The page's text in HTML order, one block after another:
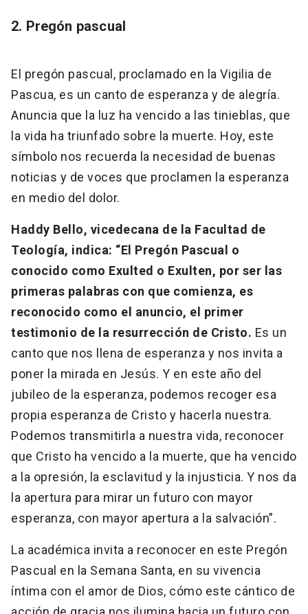
2. Pregón pascual
El pregón pascual, proclamado en la Vigilia de
Pascua, es un canto de esperanza y de alegría.
Anuncia que la luz ha vencido a las tinieblas, que
la vida ha triunfado sobre la muerte. Hoy, este
símbolo nos recuerda la necesidad de buenas
noticias y de voces que proclamen la esperanza
en medio del dolor.
Haddy Bello, vicedecana de la Facultad de
Teología, indica: “El Pregón Pascual o
conocido como Exulted o Exulten, por ser las
primeras palabras con que comienza, es
reconocido como el anuncio, el primer
testimonio de la resurrección de Cristo. Es un
canto que nos llena de esperanza y nos invita a
poner la mirada en Jesús. Y en este año del
jubileo de la esperanza, podemos recoger esa
propia esperanza de Cristo y hacerla nuestra.
Podemos transmitirla a nuestra vida, reconocer
que Cristo ha vencido a la muerte, que ha vencido
a la opresión, la esclavitud y la injusticia. Y nos da
la apertura para mirar un futuro con mayor
esperanza, con mayor apertura a la salvación”.
La académica invita a reconocer en este Pregón
Pascual en la Semana Santa, en su vivencia
íntima con el amor de Dios, cómo este cántico de